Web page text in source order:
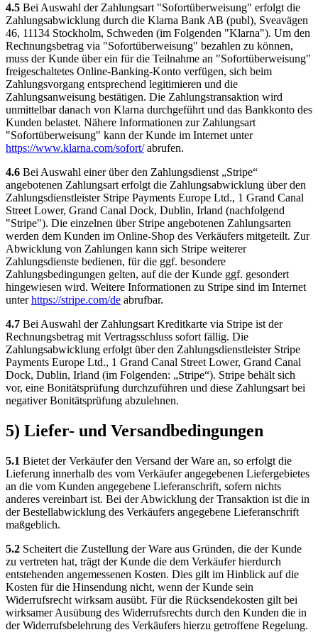
4.5 Bei Auswahl der Zahlungsart "Sofortüberweisung" erfolgt die
Zahlungsabwicklung durch die Klarna Bank AB (publ), Sveavägen
46, 11134 Stockholm, Schweden (im Folgenden "Klarna"). Um den
Rechnungsbetrag via "Sofortüberweisung" bezahlen zu können,
muss der Kunde über ein für die Teilnahme an "Sofortüberweisung"
freigeschaltetes Online-Banking-Konto verfügen, sich beim
Zahlungsvorgang entsprechend legitimieren und die
Zahlungsanweisung bestätigen. Die Zahlungstransaktion wird
unmittelbar danach von Klarna durchgeführt und das Bankkonto des
Kunden belastet. Nähere Informationen zur Zahlungsart
"Sofortüberweisung" kann der Kunde im Internet unter
https://www.klarna.com/sofort/abrufen.
4.6 Bei Auswahl einer über den Zahlungsdienst „Stripe“
angebotenen Zahlungsart erfolgt die Zahlungsabwicklung über den
Zahlungsdienstleister Stripe Payments Europe Ltd., 1 Grand Canal
Street Lower, Grand Canal Dock, Dublin, Irland (nachfolgend
"Stripe"). Die einzelnen über Stripe angebotenen Zahlungsarten
werden dem Kunden im Online-Shop des Verkäufers mitgeteilt. Zur
Abwicklung von Zahlungen kann sich Stripe weiterer
Zahlungsdienste bedienen, für die ggf. besondere
Zahlungsbedingungen gelten, auf die der Kunde ggf. gesondert
hingewiesen wird. Weitere Informationen zu Stripe sind im Internet
unterhttps://stripe.com/de abrufbar.
4.7 Bei Auswahl der Zahlungsart Kreditkarte via Stripe ist der
Rechnungsbetrag mit Vertragsschluss sofort fällig. Die
Zahlungsabwicklung erfolgt über den Zahlungsdienstleister Stripe
Payments Europe Ltd., 1 Grand Canal Street Lower, Grand Canal
Dock, Dublin, Irland (im Folgenden: „Stripe“). Stripe behält sich
vor, eine Bonitätsprüfung durchzuführen und diese Zahlungsart bei
negativer Bonitätsprüfung abzulehnen.
5) Liefer- und Versandbedingungen
5.1 Bietet der Verkäufer den Versand der Ware an, so erfolgt die
Lieferung innerhalb des vom Verkäufer angegebenen Liefergebietes
an die vom Kunden angegebene Lieferanschrift, sofern nichts
anderes vereinbart ist. Bei der Abwicklung der Transaktion ist die in
der Bestellabwicklung des Verkäufers angegebene Lieferanschrift
maßgeblich.
5.2 Scheitert die Zustellung der Ware aus Gründen, die der Kunde
zu vertreten hat, trägt der Kunde die dem Verkäufer hierdurch
entstehenden angemessenen Kosten. Dies gilt im Hinblick auf die
Kosten für die Hinsendung nicht, wenn der Kunde sein
Widerrufsrecht wirksam ausübt. Für die Rücksendekosten gilt bei
wirksamer Ausübung des Widerrufsrechts durch den Kunden die in
der Widerrufsbelehrung des Verkäufers hierzu getroffene Regelung.